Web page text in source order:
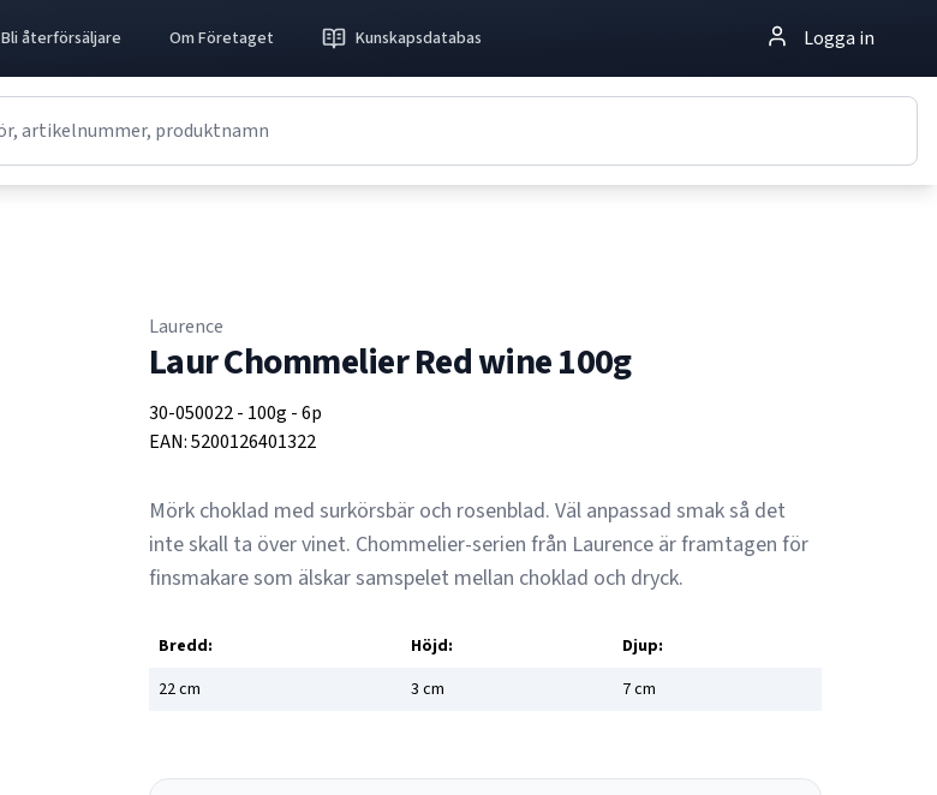
Bli återförsäljare Om Företaget Kunskapsdatabas Logga in
Laurence
Laur Chommelier Red wine 100g
30-050022- 100g -6p
EAN:5200126401322
Mörk choklad med surkörsbär och rosenblad. Väl anpassad smak så det
inte skall ta över vinet. Chommelier-serien från Laurence är framtagen för
finsmakare som älskar samspelet mellan choklad och dryck.
Bredd: Höjd:
Djup:
22cm 3 cm 7cm